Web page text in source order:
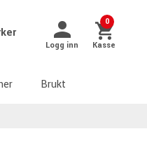
Logg inn
0
Kasse
Brukt